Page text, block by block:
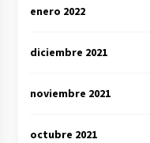
enero 2022
diciembre 2021
noviembre 2021
octubre 2021